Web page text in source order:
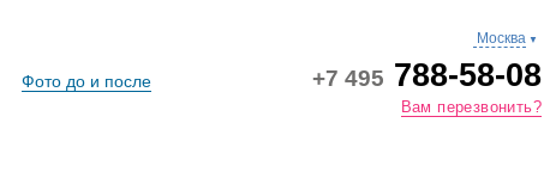
▼
Москва
+7 495 788-58-08
Вам перезвонить?
Фото до и после